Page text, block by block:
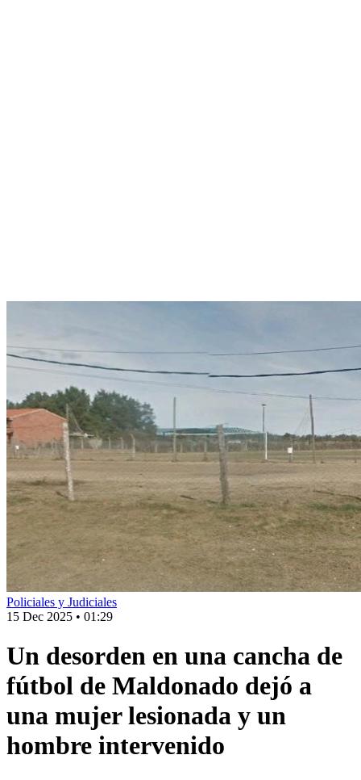
Policiales y Judiciales
15 Dec 2025 • 01:29
Un desorden en una cancha de
fútbol de Maldonado dejó a
una mujer lesionada y un
hombre intervenido